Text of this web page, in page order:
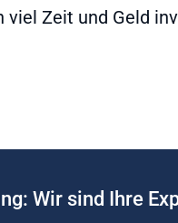
viel Zeit und Geld
Wir sind Ihre